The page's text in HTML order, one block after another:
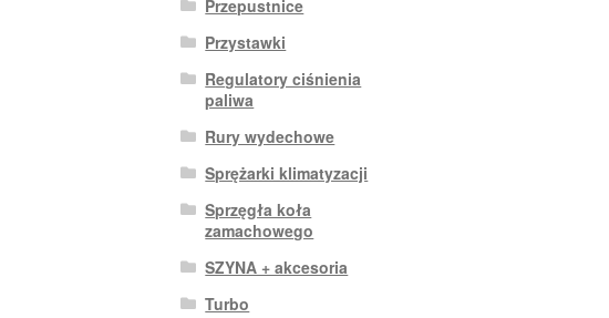
Przepustnice
Przystawki
Regulatory ciśnienia
paliwa
Rury wydechowe
Sprężarki klimatyzacji
Sprzęgła koła
zamachowego
SZYNA + akcesoria
Turbo